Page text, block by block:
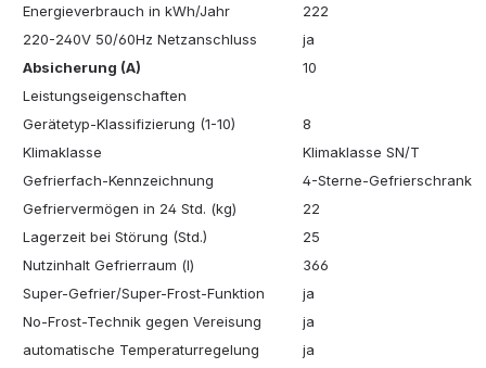
Energieverbrauch in kWh/Jahr
222
220-240V 50/60Hz Netzanschluss
ja
Absicherung (A)
10
Leistungseigenschaften
Gerätetyp-Klassifizierung (1-10)
8
Klimaklasse
Klimaklasse SN/T
Gefrierfach-Kennzeichnung
4-Sterne-Gefrierschrank
Gefriervermögen in 24 Std. (kg)
22
Lagerzeit bei Störung (Std.)
25
Nutzinhalt Gefrierraum (l)
366
Super-Gefrier/Super-Frost-Funktion
ja
No-Frost-Technik gegen Vereisung
ja
automatische Temperaturregelung
ja